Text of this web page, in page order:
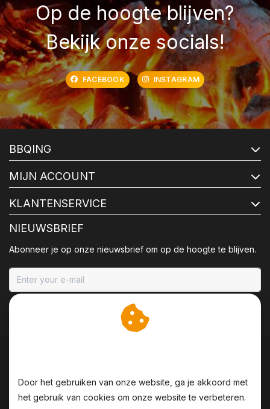
Op de hoogte blijven?
Bekijk onze socials!
FACEBOOK INSTAGRAM
BBQING
MIJN ACCOUNT
KLANTENSERVICE
NIEUWSBRIEF
Abonneer je op onze nieuwsbrief om op de hoogte te blijven.
Door het gebruiken van onze website, ga je akkoord met
het gebruik van cookies om onze website te verbeteren.